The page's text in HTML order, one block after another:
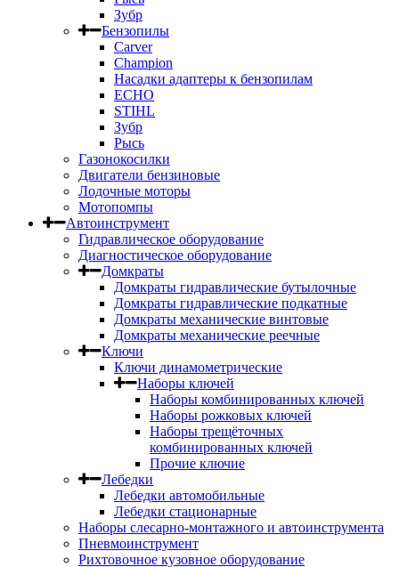
Зубр
Бензопилы
Carver
Champion
Насадки адаптеры к бензопилам
ECHO
STIHL
Зубр
Рысь
Газонокосилки
Двигатели бензиновые
Лодочные моторы
Мотопомпы
Автоинструмент
Гидравлическое оборудование
Диагностическое оборудование
Домкраты
Домкраты гидравлические бутылочные
Домкраты гидравлические подкатные
Домкраты механические винтовые
Домкраты механические реечные
Ключи
Ключи динамометрические
Наборы ключей
Наборы комбинированных ключей
Наборы рожковых ключей
Наборы трещёточных
комбинированных ключей
Прочие ключие
Лебедки
Лебедки автомобильные
Лебедки стационарные
Наборы слесарно-монтажного и автоинструмента
Пневмоинструмент
Рихтовочное кузовное оборудование